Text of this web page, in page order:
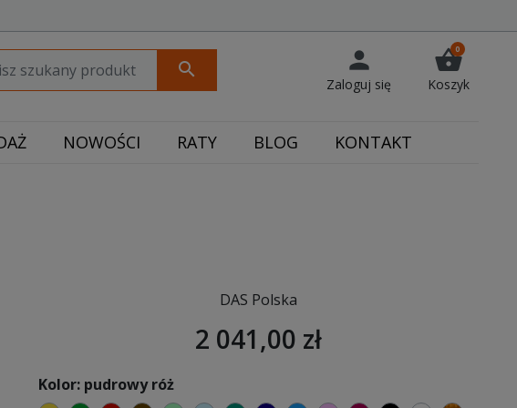
search person
Zaloguj się
shopping_basket
0
Koszyk
NOWOŚCI RATY BLOG KONTAKT
DAS Polska
2 041,00 zł
Kolor: pudrowy róż